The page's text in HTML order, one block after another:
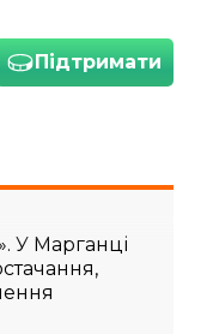
Підтримати
У Марганці